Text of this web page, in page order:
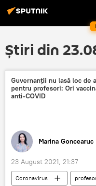
Știri din
Guvernanții nu lasă loc de
pentru profesori: Ori
anti-COVID
Marina Goncearuc
23 August 2021, 21:37
Coronavirus